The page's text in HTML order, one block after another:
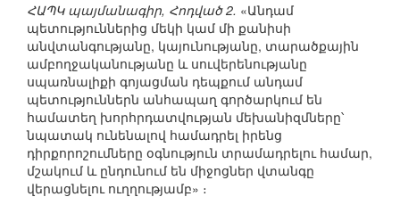
ՀԱՊԿ պայմանագիր, Հոդված 2. «Անդամ
պետություններից մեկի կամ մի քանիսի
անվտանգությանը, կայունությանը, տարածքային
ամբողջականությանը և սուվերենությանը
սպառնալիքի գոյացման դեպքում անդամ
պետություններն անհապաղ գործարկում են
համատեղ խորհրդատվության մեխանիզմները՝
նպատակ ունենալով համադրել իրենց
դիրքորոշումները օգնություն տրամադրելու համար,
մշակում և ընդունում են միջոցներ վտանգը
վերացնելու ուղղությամբ» ։